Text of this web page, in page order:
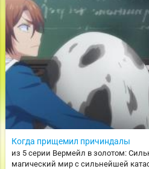
Когда прищемил причиндалы
из 5 серии Вермейл в золотом:
магический мир с сильнейшей